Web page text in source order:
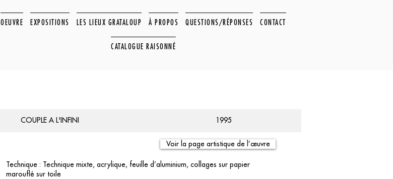
OEUVRE EXPOSITIONS LES LIEUX GRATALOUP À PROPOS QUESTIONS/RÉPONSES CONTACT
CATALOGUE RAISONNÉ
COUPLE A L'INFINI 1995
Voir la page artistique de l’œuvre
Technique : Technique mixte, acrylique, feuille d’aluminium, collages sur papier
marouflé sur toile